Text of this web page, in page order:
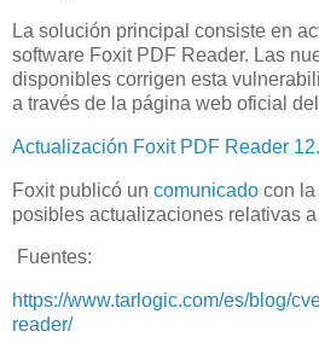
La solución principal consiste en
software Foxit PDF Reader. Las
disponibles corrigen esta
a través de la página web oficial
Actualización Foxit PDF Reader
Foxit publicó un comunicado con
posibles actualizaciones relativas
Fuentes:
https://www.tarlogic.com/es/blog/
reader/